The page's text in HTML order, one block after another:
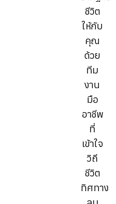
ชีวิต
ให้กับ
คุณ
ด้วย
ทีม
งาน
มือ
อาชีพ
ที่
เข้าใจ
วิถี
ชีวิต
ทิศทาง